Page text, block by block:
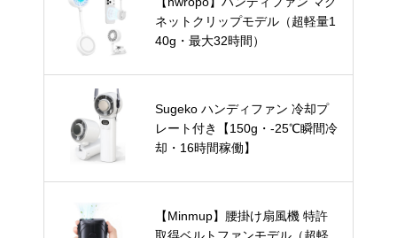
ネットクリップモデル（超軽量1
40g・最大32時間）
Sugeko ハンディファン 冷却プ
レート付き【150g・-25℃瞬間冷
却・16時間稼働】
【Minmup】腰掛け扇風機 特許